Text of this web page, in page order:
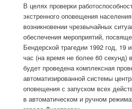
В целях проверки
экстренного оповещения
возникновении чрезвычайных
обеспечения мероприятий,
Бендерской трагедии 1992 год, 19
час (на время не более 60 секунд)
будет проведена комплексная
автоматизированной системы
оповещения с запуском всех
в автоматическом и ручном